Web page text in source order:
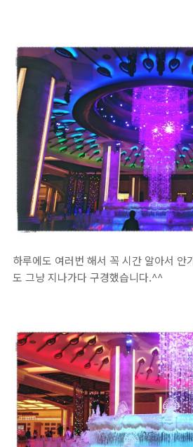
하루에도 여러번 해서 꼭 시간 알아서 안
도 그냥 지나가다 구경했습니다.^^